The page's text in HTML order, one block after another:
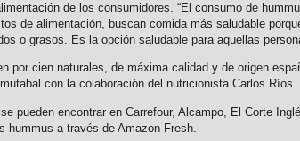
de los consumidores. “El consumo de
de alimentación, buscan comida más saludable
o grasos. Es la opción saludable para aquellas
cien naturales, de máxima calidad y de origen
con la colaboración del nutricionista Carlos Ríos.
encontrar en Carrefour, Alcampo, El Corte
a través de Amazon Fresh.